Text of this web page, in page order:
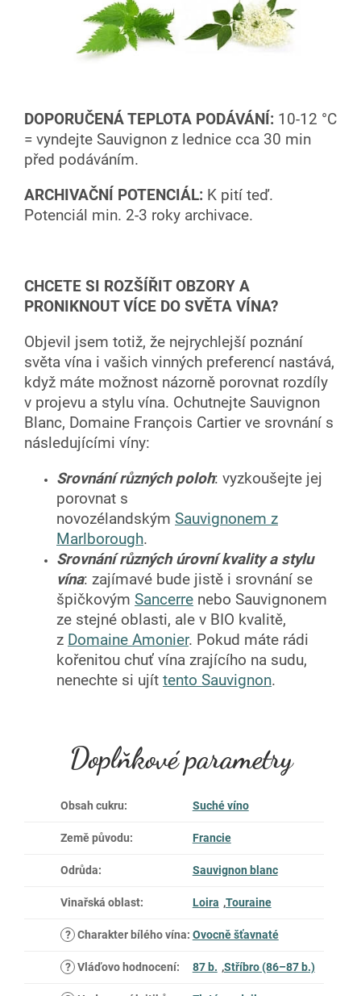
DOPORUČENÁ TEPLOTA PODÁVÁNÍ: 10-12 °C
= vyndejte Sauvignon z lednice cca 30 min
před podáváním.
ARCHIVAČNÍ POTENCIÁL: K pití teď.
Potenciál min. 2-3 roky archivace.
CHCETE SI ROZŠÍŘIT OBZORY A
PRONIKNOUT VÍCE DO SVĚTA VÍNA?
Objevil jsem totiž, že nejrychlejší poznání
světa vína i vašich vinných preferencí nastává,
když máte možnost názorně porovnat rozdíly
v projevu a stylu vína. Ochutnejte Sauvignon
Blanc, Domaine François Cartier ve srovnání s
následujícími víny:
Srovnání různých poloh: vyzkoušejte jej
porovnat s
novozélandským Sauvignonem z
Marlborough.
Srovnání různých úrovní kvality a stylu
vína: zajímavé bude jistě i srovnání se
špičkovým Sancerre nebo Sauvignonem
ze stejné oblasti, ale v BIO kvalitě,
z Domaine Amonier. Pokud máte rádi
kořenitou chuť vína zrajícího na sudu,
nenechte si ujít tento Sauvignon.
Doplňkové parametry
Obsah cukru: Suché víno
Země původu: Francie
Odrůda: Sauvignon blanc
Vinařská oblast: Loira ,Touraine
? Charakter bílého vína: Ovocně šťavnaté
? Vláďovo hodnocení: 87 b. ,Stříbro (86–87 b.)